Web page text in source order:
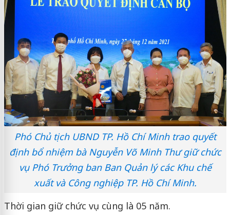
Phó Chủ tịch UBND TP. Hồ Chí Minh trao quyết
định bổ nhiệm bà Nguyễn Võ Minh Thư giữ chức
vụ Phó Trưởng ban Ban Quản lý các Khu chế
xuất và Công nghiệp TP. Hồ Chí Minh.
Thời gian giữ chức vụ cùng là 05 năm.